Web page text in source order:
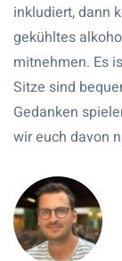
inkludiert, dann
gekühltes
mitnehmen. Es
Sitze sind
Gedanken
wir euch davon